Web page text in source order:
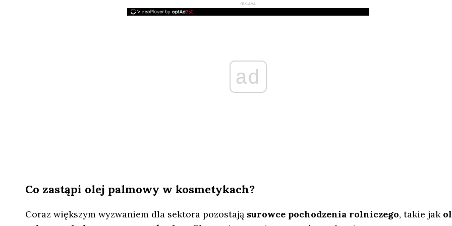
REKLAMA
ad
Co zastąpi olej palmowy w kosmetykach?
Coraz większym wyzwaniem dla sektora pozostają surowce pochodzenia rolniczego, takie jak